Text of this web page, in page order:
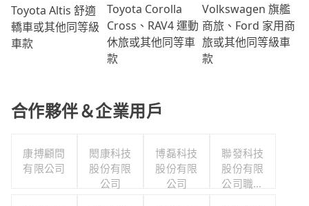
Toyota Altis 舒適
轎車或其他同等級
車款
Toyota Corolla
Cross、RAV4 運動
休旅或其他同等車
款
Volkswagen 旗艦
商旅、Ford 家用商
旅或其他同等級車
款
合作夥伴＆企業用戶
康搏顧問
有限公司
閎康科技
股份有限
公司
博磊科技
股份有限
公司
聯發科技
股份有限
公司職工